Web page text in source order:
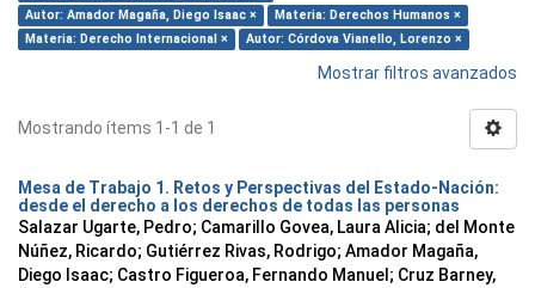
Autor: Amador Magaña, Diego Isaac ×
Materia: Derechos Humanos ×
Materia: Derecho Internacional ×
Autor: Córdova Vianello, Lorenzo ×
Mostrar filtros avanzados
Mostrando ítems 1-1 de 1
Mesa de Trabajo 1. Retos y Perspectivas del Estado-Nación:
desde el derecho a los derechos de todas las personas
Salazar Ugarte, Pedro; Camarillo Govea, Laura Alicia; del Monte
Núñez, Ricardo; Gutiérrez Rivas, Rodrigo; Amador Magaña,
Diego Isaac; Castro Figueroa, Fernando Manuel ; Cruz Barney,